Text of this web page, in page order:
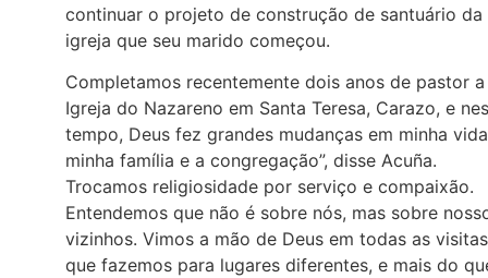
continuar o projeto de construção de santuário da
igreja que seu marido começou.
Completamos recentemente dois anos de pastor a
Igreja do Nazareno em Santa Teresa, Carazo, e
tempo, Deus fez grandes mudanças em minha
minha família e a congregação”, disse Acuña.
Trocamos religiosidade por serviço e compaixão.
Entendemos que não é sobre nós, mas sobre
vizinhos. Vimos a mão de Deus em todas as visitas
que fazemos para lugares diferentes, e mais do